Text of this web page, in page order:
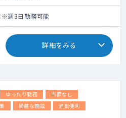
の内訳についてはご希望を踏まえて
なります。
について】
再診で枠は分けてはいませんが先生方
に従って予約の受け方等柔軟に対応い
診療】
インでの訪問診療となります。
※週3日勤務可能
詳細をみる
ゆったり勤務
当直なし
綺麗な施設 通勤便利